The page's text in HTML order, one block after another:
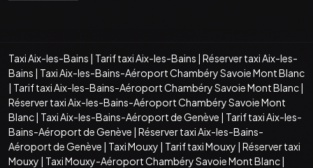
Taxi Aix-les-Bains | Tarif taxi Aix-les-Bains | Réserver taxi Aix-les-
Bains | Taxi Aix-les-Bains-Aéroport Chambéry Savoie Mont Blanc
| Tarif taxi Aix-les-Bains-Aéroport Chambéry Savoie Mont Blanc|
Réserver taxi Aix-les-Bains-Aéroport Chambéry Savoie Mont
Blanc| Taxi Aix-les-Bains-Aéroport de Genève | Tarif taxi Aix-les-
Bains-Aéroport de Genève | Réserver taxi Aix-les-Bains-
Aéroport de Genève | Taxi Mouxy | Tarif taxi Mouxy | Réserver taxi
Mouxy | Taxi Mouxy-Aéroport Chambéry Savoie Mont Blanc|